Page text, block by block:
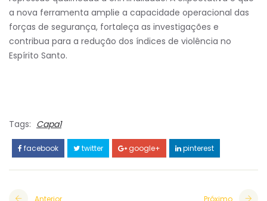
a nova ferramenta amplie a capacidade operacional das
forças de segurança, fortaleça as investigações e
contribua para a redução dos índices de violência no
Espírito Santo.
Tags: Capa1
facebook twitter google+ pinterest